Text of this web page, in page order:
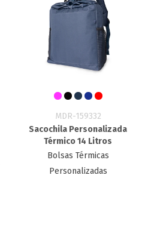
MDR-159332
Sacochila Personalizada
Térmico 14 Litros
Bolsas Térmicas
Personalizadas